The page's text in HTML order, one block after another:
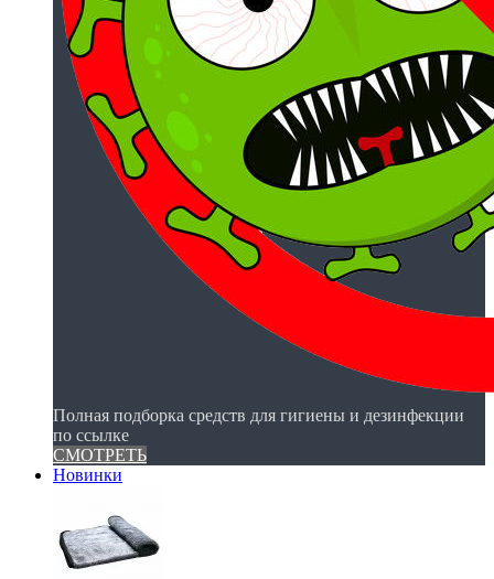
Полная подборка средств для гигиены и дезинфекции
по ссылке
СМОТРЕТЬ
Новинки